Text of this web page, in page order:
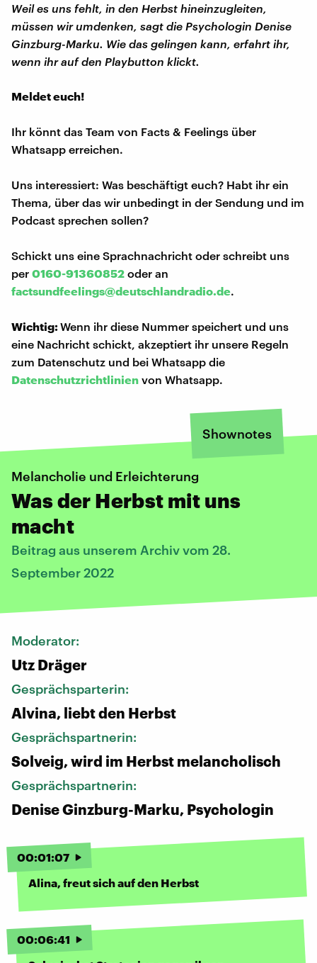
Weil es uns fehlt, in den Herbst hineinzugleiten,
müssen wir umdenken, sagt die Psychologin Denise
Ginzburg-Marku. Wie das gelingen kann, erfahrt ihr,
wenn ihr auf den Playbutton klickt.
Meldet euch!
Ihr könnt das Team von Facts & Feelings über
Whatsapp erreichen.
Uns interessiert: Was beschäftigt euch? Habt ihr ein
Thema, über das wir unbedingt in der Sendung und im
Podcast sprechen sollen?
Schickt uns eine Sprachnachricht oder schreibt uns
per 0160-91360852 oder an
factsundfeelings@deutschlandradio.de.
Wichtig:Wenn ihr diese Nummer speichert und uns
eine Nachricht schickt, akzeptiert ihr unsere Regeln
zum Datenschutz und bei Whatsapp die
Datenschutzrichtlinien von Whatsapp.
Shownotes
Melancholie und Erleichterung
Was der Herbst mit uns
macht
Beitrag aus unserem Archiv vom 28.
September 2022
Moderator:
Utz Dräger
Gesprächsparterin:
Alvina, liebt den Herbst
Gesprächspartnerin:
Solveig, wird im Herbst melancholisch
Gesprächspartnerin:
Denise Ginzburg-Marku, Psychologin
00:01:07
Alina, freut sich auf den Herbst
00:06:41